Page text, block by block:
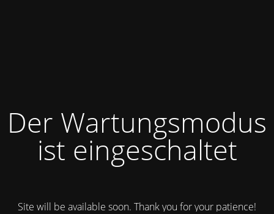
Der Wartungsmodus
ist eingeschaltet
Site will be available soon. Thank you for your patience!